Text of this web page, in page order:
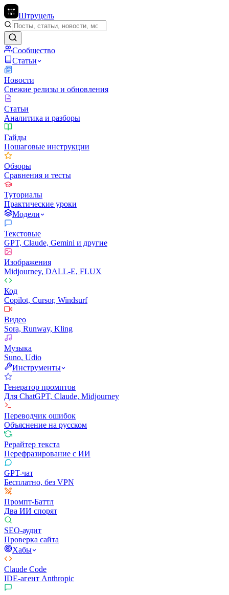
Штруцель
Сообщество
Статьи
Новости
Свежие релизы и обновления
Статьи
Аналитика и разборы
Гайды
Пошаговые инструкции
Обзоры
Сравнения и тесты
Туториалы
Практические уроки
Модели
Текстовые
GPT, Claude, Gemini и другие
Изображения
Midjourney, DALL-E, FLUX
Код
Copilot, Cursor, Windsurf
Видео
Sora, Runway, Kling
Музыка
Suno, Udio
Инструменты
Генератор промптов
Для ChatGPT, Claude, Midjourney
Переводчик ошибок
Объяснение на русском
Рерайтер текста
Перефразирование с ИИ
GPT-чат
Бесплатно, без VPN
Промпт-Баттл
Два ИИ спорят
SEO-аудит
Проверка сайта
Хабы
Claude Code
IDE-агент Anthropic